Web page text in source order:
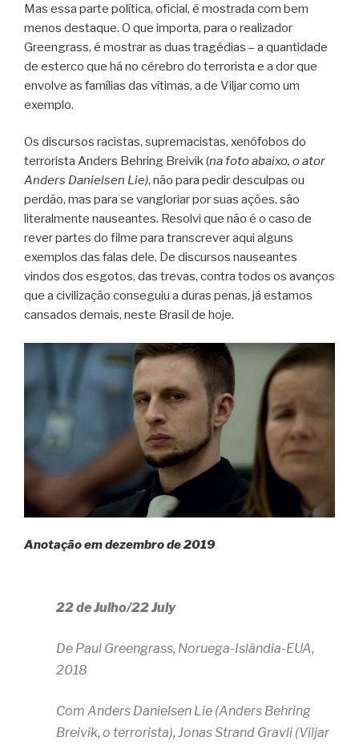
Mas essa parte política, oficial, é mostrada com bem
menos destaque. O que importa, para o realizador
Greengrass, é mostrar as duas tragédias – a quantidade
de esterco que há no cérebro do terrorista e a dor que
envolve as famílias das vítimas, a de Viljar como um
exemplo.
Os discursos racistas, supremacistas, xenófobos do
terrorista Anders Behring Breivik (na foto abaixo, o ator
Anders Danielsen Lie), não para pedir desculpas ou
perdão, mas para se vangloriar por suas ações, são
literalmente nauseantes. Resolvi que não é o caso de
rever partes do filme para transcrever aqui alguns
exemplos das falas dele. De discursos nauseantes
vindos dos esgotos, das trevas, contra todos os avanços
que a civilização conseguiu a duras penas, já estamos
cansados demais, neste Brasil de hoje.
Anotação em dezembro de 2019
22 de Julho/22 July
De Paul Greengrass, Noruega-Islândia-EUA,
2018
Com Anders Danielsen Lie (Anders Behring
Breivik, o terrorista), Jonas Strand Gravli (Viljar